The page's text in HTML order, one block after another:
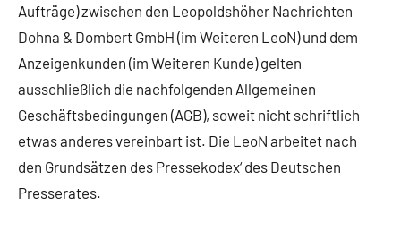
Aufträge) zwischen den Leopoldshöher Nachrichten
Dohna & Dombert GmbH (im Weiteren LeoN) und dem
Anzeigenkunden (im Weiteren Kunde) gelten
ausschließlich die nachfolgenden Allgemeinen
Geschäftsbedingungen (AGB), soweit nicht schriftlich
etwas anderes vereinbart ist. Die LeoN arbeitet nach
den Grundsätzen des Pressekodex‘ des Deutschen
Presserates.